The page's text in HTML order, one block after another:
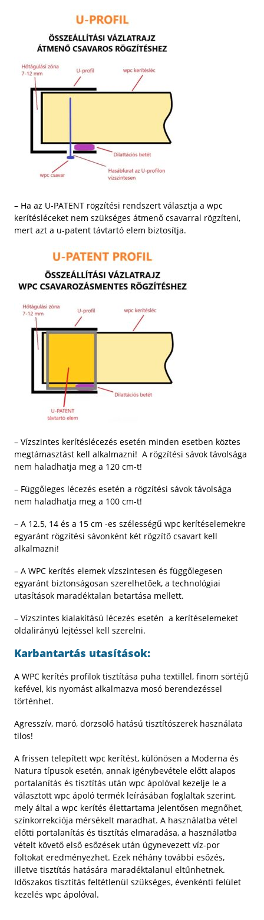
– Ha az U-PATENT rögzítési rendszert választja a wpc
kerítésléceket nem szükséges átmenő csavarral rögzíteni,
mert azt a u-patent távtartó elem biztosítja.
– Vízszintes kerítéslécezés esetén minden esetben köztes
megtámasztást kell alkalmazni! A rögzítési sávok távolsága
nem haladhatja meg a 120 cm-t!
– Függőleges lécezés esetén a rögzítési sávok távolsága
nem haladhatja meg a 100 cm-t!
– A 12.5, 14 és a 15 cm -es szélességű wpc kerítéselemekre
egyaránt rögzítési sávonként két rögzítő csavart kell
alkalmazni!
– A WPC kerítés elemek vízszintesen és függőlegesen
egyaránt biztonságosan szerelhetőek, a technológiai
utasítások maradéktalan betartása mellett.
– Vízszintes kialakítású lécezés esetén a kerítéselemeket
oldalirányú lejtéssel kell szerelni.
Karbantartás utasítások:
A WPC kerítés profilok tisztítása puha textillel, finom sörtéjű
kefével, kis nyomást alkalmazva mosó berendezéssel
történhet.
Agresszív, maró, dörzsölő hatású tisztítószerek használata
tilos!
A frissen telepített wpc kerítést, különösen a Moderna és
Natura típusok esetén, annak igénybevétele előtt alapos
portalanítás és tisztítás után wpc ápolóval kezelje le a
választott wpc ápoló termék leírásában foglaltak szerint,
mely által a wpc kerítés élettartama jelentősen megnőhet,
színkorrekciója mérsékelt maradhat. A használatba vétel
előtti portalanítás és tisztítás elmaradása, a használatba
vételt követő első esőzések után úgynevezett víz-por
foltokat eredményezhet. Ezek néhány további esőzés,
illetve tisztítás hatására maradéktalanul eltűnhetnek.
Időszakos tisztítás feltétlenül szükséges, évenkénti felület
kezelés wpc ápolóval.